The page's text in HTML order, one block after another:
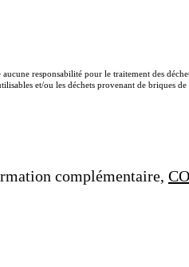
aucune responsabilité pour le traitement des
et/ou les déchets provenant de briques
complémentaire,